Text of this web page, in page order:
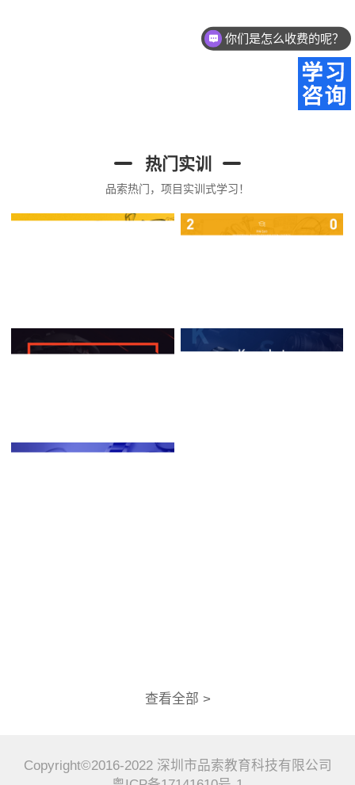
热门实训
品索热门，项目实训式学习！
查看全部 >
Copyright©2016-2022 深圳市品索教育科技有限公司
你们是怎么收费的呢？